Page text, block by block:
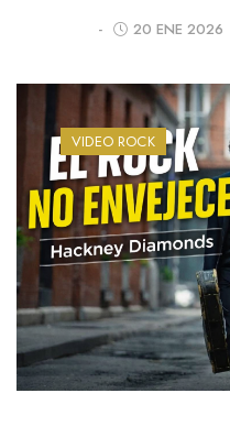
- 20 ENE 2026
VIDEO ROCK